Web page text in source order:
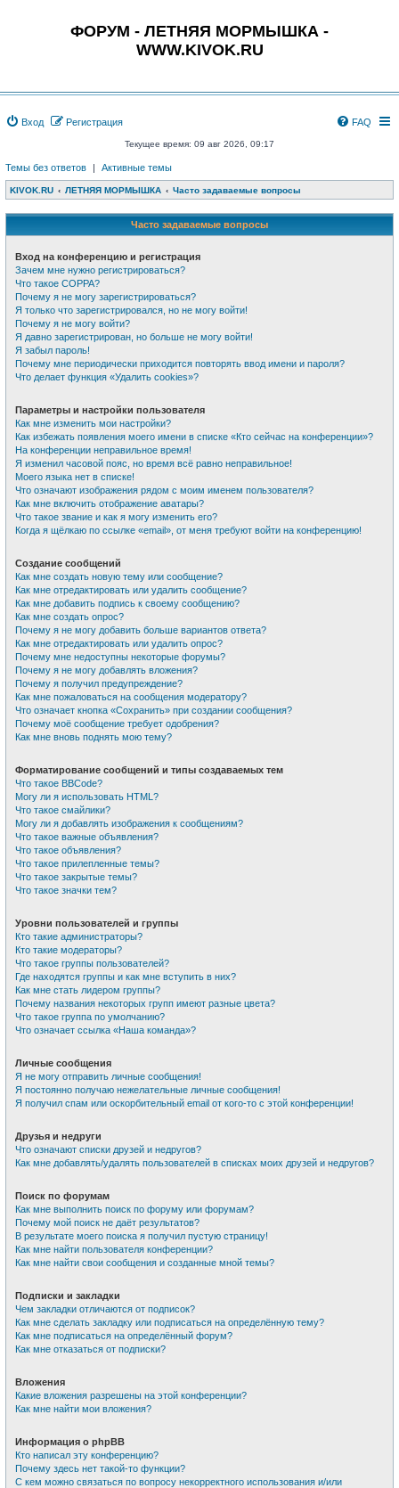
ФОРУМ - ЛЕТНЯЯ МОРМЫШКА -
WWW.KIVOK.RU
Вход Регистрация FAQ
Текущее время: 09 авг 2026, 09:17
Темы без ответов | Активные темы
KIVOK.RU ЛЕТНЯЯ МОРМЫШКА Часто задаваемые вопросы
Часто задаваемые вопросы
Вход на конференцию и регистрация
Зачем мне нужно регистрироваться?
Что такое COPPA?
Почему я не могу зарегистрироваться?
Я только что зарегистрировался, но не могу войти!
Почему я не могу войти?
Я давно зарегистрирован, но больше не могу войти!
Я забыл пароль!
Почему мне периодически приходится повторять ввод имени и пароля?
Что делает функция «Удалить cookies»?
Параметры и настройки пользователя
Как мне изменить мои настройки?
Как избежать появления моего имени в списке «Кто сейчас на конференции»?
На конференции неправильное время!
Я изменил часовой пояс, но время всё равно неправильное!
Моего языка нет в списке!
Что означают изображения рядом с моим именем пользователя?
Как мне включить отображение аватары?
Что такое звание и как я могу изменить его?
Когда я щёлкаю по ссылке «email», от меня требуют войти на конференцию!
Создание сообщений
Как мне создать новую тему или сообщение?
Как мне отредактировать или удалить сообщение?
Как мне добавить подпись к своему сообщению?
Как мне создать опрос?
Почему я не могу добавить больше вариантов ответа?
Как мне отредактировать или удалить опрос?
Почему мне недоступны некоторые форумы?
Почему я не могу добавлять вложения?
Почему я получил предупреждение?
Как мне пожаловаться на сообщения модератору?
Что означает кнопка «Сохранить» при создании сообщения?
Почему моё сообщение требует одобрения?
Как мне вновь поднять мою тему?
Форматирование сообщений и типы создаваемых тем
Что такое BBCode?
Могу ли я использовать HTML?
Что такое смайлики?
Могу ли я добавлять изображения к сообщениям?
Что такое важные объявления?
Что такое объявления?
Что такое прилепленные темы?
Что такое закрытые темы?
Что такое значки тем?
Уровни пользователей и группы
Кто такие администраторы?
Кто такие модераторы?
Что такое группы пользователей?
Где находятся группы и как мне вступить в них?
Как мне стать лидером группы?
Почему названия некоторых групп имеют разные цвета?
Что такое группа по умолчанию?
Что означает ссылка «Наша команда»?
Личные сообщения
Я не могу отправить личные сообщения!
Я постоянно получаю нежелательные личные сообщения!
Я получил спам или оскорбительный email от кого-то с этой конференции!
Друзья и недруги
Что означают списки друзей и недругов?
Как мне добавлять/удалять пользователей в списках моих друзей и недругов?
Поиск по форумам
Как мне выполнить поиск по форуму или форумам?
Почему мой поиск не даёт результатов?
В результате моего поиска я получил пустую страницу!
Как мне найти пользователя конференции?
Как мне найти свои сообщения и созданные мной темы?
Подписки и закладки
Чем закладки отличаются от подписок?
Как мне сделать закладку или подписаться на определённую тему?
Как мне подписаться на определённый форум?
Как мне отказаться от подписки?
Вложения
Какие вложения разрешены на этой конференции?
Как мне найти мои вложения?
Информация о phpBB
Кто написал эту конференцию?
Почему здесь нет такой-то функции?
С кем можно связаться по вопросу некорректного использования и/или